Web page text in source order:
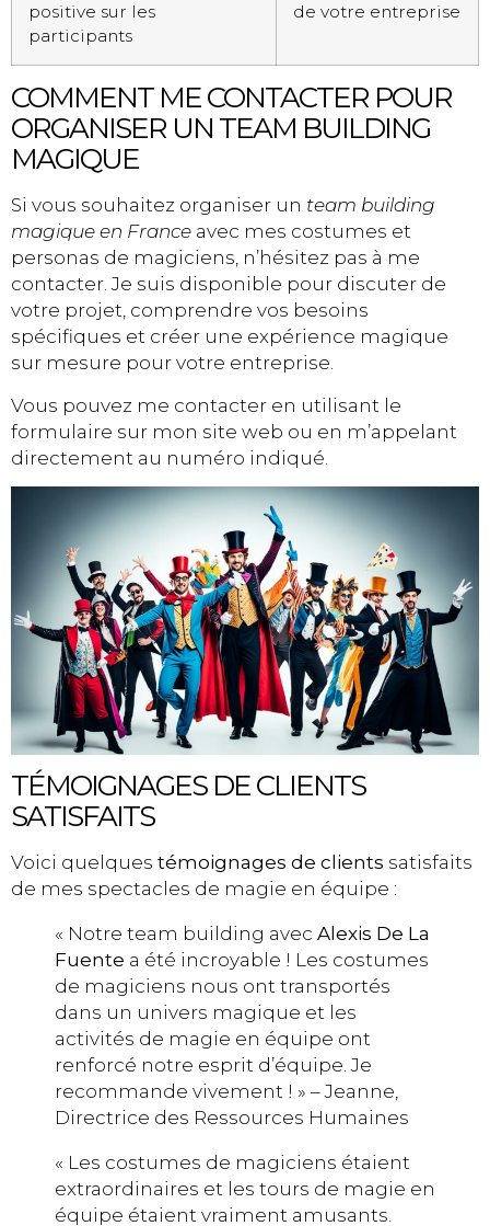
positive sur les
participants
de votre entreprise
COMMENT ME CONTACTER POUR
ORGANISER UN TEAM BUILDING
MAGIQUE
Si vous souhaitez organiser un team building
magique en France avec mes costumes et
personas de magiciens, n’hésitez pas à me
contacter. Je suis disponible pour discuter de
votre projet, comprendre vos besoins
spécifiques et créer une expérience magique
sur mesure pour votre entreprise.
Vous pouvez me contacter en utilisant le
formulaire sur mon site web ou en m’appelant
directement au numéro indiqué.
TÉMOIGNAGES DE CLIENTS
SATISFAITS
Voici quelques témoignages de clients satisfaits
de mes spectacles de magie en équipe :
« Notre team building avec Alexis De La
Fuente a été incroyable ! Les costumes
de magiciens nous ont transportés
dans un univers magique et les
activités de magie en équipe ont
renforcé notre esprit d’équipe. Je
recommande vivement ! » – Jeanne,
Directrice des Ressources Humaines
« Les costumes de magiciens étaient
extraordinaires et les tours de magie en
équipe étaient vraiment amusants.